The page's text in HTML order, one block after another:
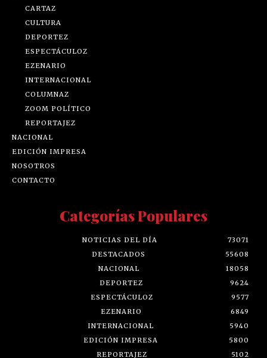
CARTAZ
CULTURA
DEPORTEZ
ESPECTÁCULOZ
EZENARIO
INTERNACIONAL
COLUMNAZ
ZOOM POLÍTICO
REPORTAJEZ
NACIONAL
EDICIÓN IMPRESA
NOSOTROS
CONTACTO
Categorías Populares
NOTICIAS DEL DÍA
73071
DESTACADOS
55608
NACIONAL
18058
DEPORTEZ
9624
ESPECTÁCULOZ
9577
EZENARIO
6849
INTERNACIONAL
5940
EDICIÓN IMPRESA
5800
REPORTAJEZ
5102